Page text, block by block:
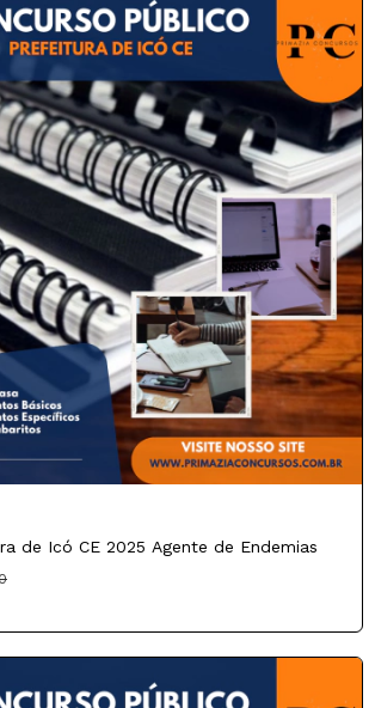
de Icó CE 2025 Agente de Endemias